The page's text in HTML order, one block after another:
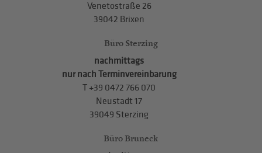
Venetostraße 26
39042 Brixen
Büro Sterzing
nachmittags
nur nach Terminvereinbarung
T +39 0472 766 070
Neustadt 17
39049 Sterzing
Büro Bruneck